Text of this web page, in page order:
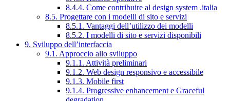
8.4.4. Come contribuire al design system .italia
8.5. Progettare con i modelli di sito e servizi
8.5.1. Vantaggi dell’utilizzo dei modelli
8.5.2. I modelli di sito e servizi disponibili
9. Sviluppo dell’interfaccia
9.1. Approccio allo sviluppo
9.1.1. Attività preliminari
9.1.2. Web design responsivo e accessibile
9.1.3. Mobile first
9.1.4. Progressive enhancement e Graceful